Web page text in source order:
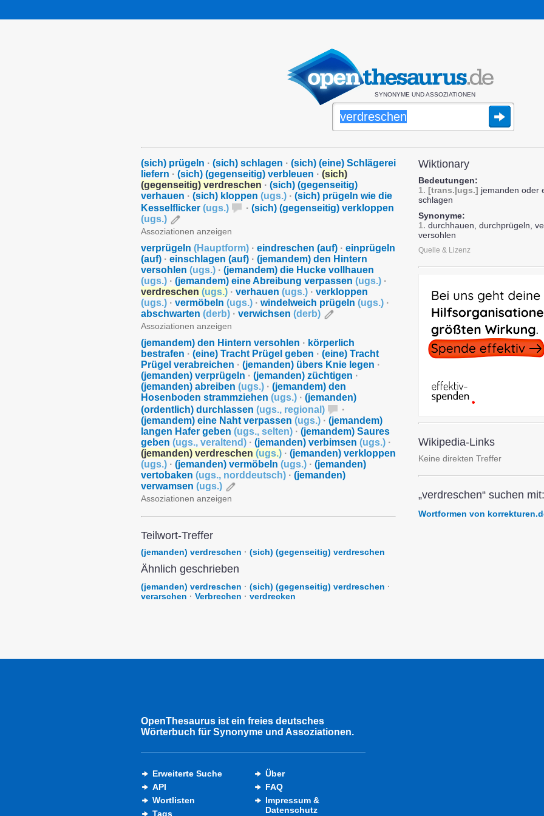
SYNONYME UND ASSOZIATIONEN
(sich) prügeln · (sich) schlagen · (sich) (eine) Schlägerei
liefern · (sich) (gegenseitig) verbleuen · (sich)
(gegenseitig) verdreschen · (sich) (gegenseitig)
verhauen · (sich) kloppen (ugs.) · (sich) prügeln wie die
Kesselflicker (ugs.) · (sich) (gegenseitig) verkloppen
(ugs.)
Assoziationen anzeigen
verprügeln (Hauptform) · eindreschen (auf) · einprügeln
(auf) · einschlagen (auf) · (jemandem) den Hintern
versohlen (ugs.) · (jemandem) die Hucke vollhauen
(ugs.) · (jemandem) eine Abreibung verpassen (ugs.) ·
verdreschen (ugs.) · verhauen (ugs.) · verkloppen
(ugs.) · vermöbeln (ugs.) · windelweich prügeln (ugs.) ·
abschwarten (derb) · verwichsen (derb)
Assoziationen anzeigen
(jemandem) den Hintern versohlen · körperlich
bestrafen · (eine) Tracht Prügel geben · (eine) Tracht
Prügel verabreichen · (jemanden) übers Knie legen ·
(jemanden) verprügeln · (jemanden) züchtigen ·
(jemanden) abreiben (ugs.) · (jemandem) den
Hosenboden strammziehen (ugs.) · (jemanden)
(ordentlich) durchlassen (ugs., regional )
·
(jemandem) eine Naht verpassen (ugs.) · (jemandem)
langen Hafer geben (ugs., selten) · (jemandem) Saures
geben (ugs., veraltend) · (jemanden) verbimsen (ugs.) ·
(jemanden) verdreschen (ugs.) · (jemanden) verkloppen
(ugs.) · (jemanden) vermöbeln (ugs.) · (jemanden)
vertobaken (ugs., norddeutsch) · (jemanden)
verwamsen (ugs.)
Assoziationen anzeigen
Teilwort-Treffer
(jemanden) verdreschen · (sich) (gegenseitig) verdreschen
Ähnlich geschrieben
(jemanden) verdreschen · (sich) (gegenseitig) verdreschen ·
verarschen · Verbrechen · verdrecken
Wiktionary
Bedeutungen:
1. [trans.|ugs.] jemanden oder
schlagen
Synonyme:
1. durchhauen, durchprügeln,
versohlen
Quelle & Lizenz
Wikipedia-Links
Keine direkten Treffer
„verdreschen“ suchen mit:
Wortformen von
OpenThesaurus ist ein freies deutsches
Wörterbuch für Synonyme und Assoziationen.
Erweiterte Suche
API
Wortlisten
Tags
Über
FAQ
Impressum &
Datenschutz